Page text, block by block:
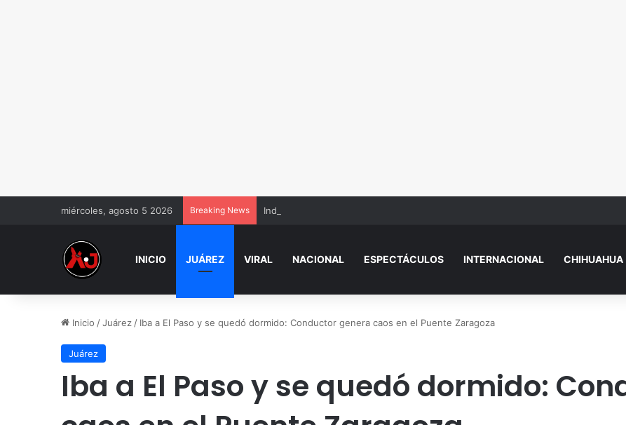
miércoles, agosto 5 2026 Breaking News Indagan agresión contra tres hombres exhibidos d3snud0s en Riberas del Bravo
INICIO JUÁREZ VIRAL NACIONAL ESPECTÁCULOS INTERNACIONAL CHIHUAHUA
Inicio /Juárez / Iba a El Paso y se quedó dormido: Conductor genera caos en el Puente Zaragoza
Juárez
Iba a El Paso y se quedó dormido: